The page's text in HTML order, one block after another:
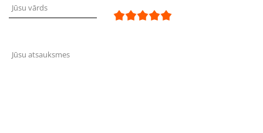
Jūsu vārds
Jūsu atsauksmes